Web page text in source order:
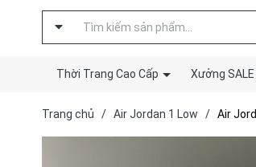
Thời Trang Cao Cấp Xưởng SALE
Trang chủ / Air Jordan 1 Low / Air